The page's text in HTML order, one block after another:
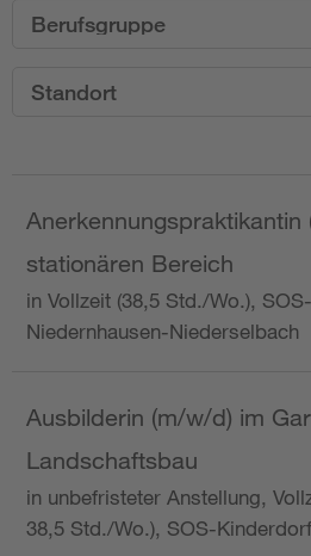
Berufsgruppe
Standort
Anerkennungspraktikantin
stationären Bereich
in Vollzeit (38,5 Std./Wo.),
Niedernhausen-Niederselbach
Ausbilderin (m/w/d) im
Landschaftsbau
in unbefristeter Anstellung,
38,5 Std./Wo.), SOS-